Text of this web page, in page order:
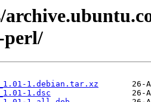
perl/
1.debian.tar.xz
1.dsc